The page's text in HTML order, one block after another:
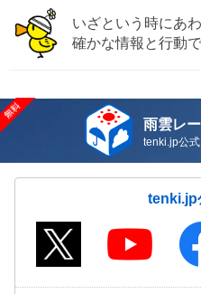
いざという時にあ
確かな情報と行動
雨雲レ
tenki.jp公
tenki.jp